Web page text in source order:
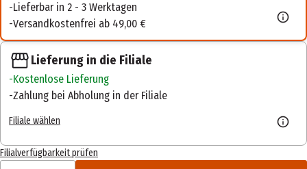
Lieferbar in 2 - 3 Werktagen
Versandkostenfrei ab 49,00 €
Lieferung in die Filiale
Kostenlose Lieferung
Zahlung bei Abholung in der Filiale
Filiale wählen
Filialverfügbarkeit prüfen